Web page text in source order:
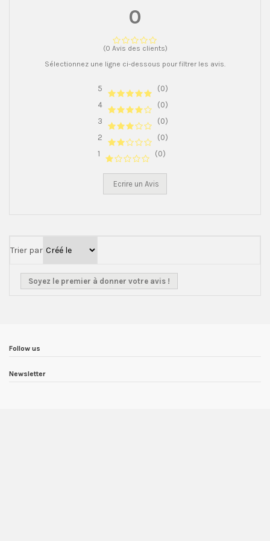
0
(0 Avis des clients)
Sélectionnez une ligne ci-dessous pour filtrer les avis.
5
(0)
4
(0)
3
(0)
2
(0)
1
(0)
Ecrire un Avis
Trier par
Soyez le premier à donner votre avis !
Follow us
Newsletter